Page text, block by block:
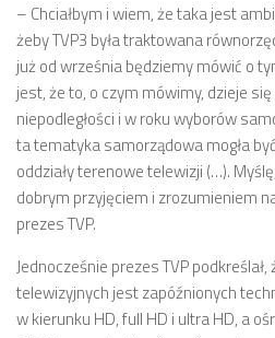
– Chciałbym i wiem, że taka jest
żeby TVP3 była traktowana
już od września będziemy mówić o
jest, że to, o czym mówimy, dzieje
niepodległości i w roku wyborów
ta tematyka samorządowa mogła
oddziały terenowe telewizji (…).
dobrym przyjęciem i zrozumieniem
prezes TVP.
Jednocześnie prezes TVP
telewizyjnych jest zapóźnionych
w kierunku HD, full HD i ultra HD, a